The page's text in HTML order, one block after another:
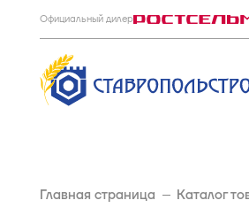
Официальный дилер
Главная страница Каталог